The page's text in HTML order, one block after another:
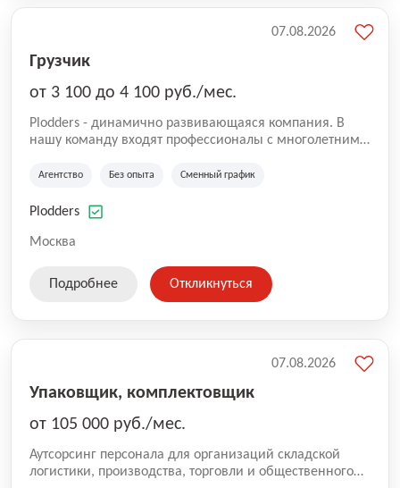
Грузчик
от 3 100 до 4 100 руб./мес.
Plodders - динамично развивающаяся компания. В
нашу команду входят профессионалы с многолетним
на рынке аутсорсинга, а накопленный опыт позволяют
оказываемых услуг.
Агентство Без опыта Сменный график
Plodders
Москва
07.08.2026
Подробнее Откликнуться
Упаковщик, комплектовщик
от 105 000 руб./мес.
Аутсорсинг персонала для организаций складской
логистики, производства, торговли и общественного
07.08.2026